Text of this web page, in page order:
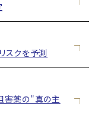
スクを予測
害薬の"真の主